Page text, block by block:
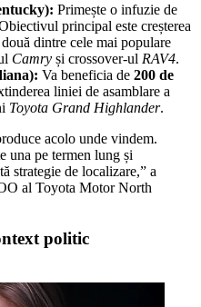
Primește o infuzie de
principal este creșterea
dintre cele mai populare
Camry și crossover-ul RAV4.
Va beneficia de 200 de
liniei de asamblare a
Toyota Grand Highlander.
acolo unde vindem.
una pe termen lung și
strategie de localizare,” a
al Toyota Motor North
politic